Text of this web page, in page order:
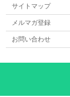
サイトマップ
メルマガ登録
お問い合わせ